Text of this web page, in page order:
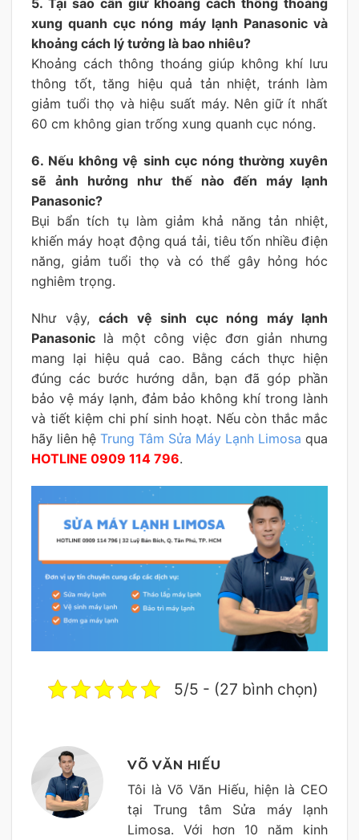
5. Tại sao cần giữ khoảng cách thông thoáng
xung quanh cục nóng máy lạnh Panasonic và
khoảng cách lý tưởng là bao nhiêu?
Khoảng cách thông thoáng giúp không khí lưu
thông tốt, tăng hiệu quả tản nhiệt, tránh làm
giảm tuổi thọ và hiệu suất máy. Nên giữ ít nhất
60 cm không gian trống xung quanh cục nóng.
6. Nếu không vệ sinh cục nóng thường xuyên
sẽ ảnh hưởng như thế nào đến máy lạnh
Panasonic?
Bụi bẩn tích tụ làm giảm khả năng tản nhiệt,
khiến máy hoạt động quá tải, tiêu tốn nhiều điện
năng, giảm tuổi thọ và có thể gây hỏng hóc
nghiêm trọng.
Như vậy, cách vệ sinh cục nóng máy lạnh
Panasonic là một công việc đơn giản nhưng
mang lại hiệu quả cao. Bằng cách thực hiện
đúng các bước hướng dẫn, bạn đã góp phần
bảo vệ máy lạnh, đảm bảo không khí trong lành
và tiết kiệm chi phí sinh hoạt. Nếu còn thắc mắc
hãy liên hệ Trung Tâm Sửa Máy Lạnh Limosa qua
HOTLINE 0909 114 796.
5/5 - (27 bình chọn)
VÕ VĂN HIẾU
Tôi là Võ Văn Hiếu, hiện là CEO
tại Trung tâm Sửa máy lạnh
Limosa. Với hơn 10 năm kinh